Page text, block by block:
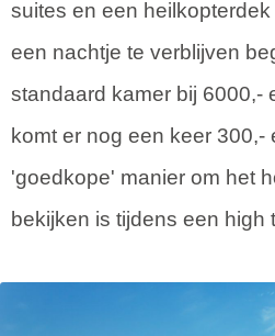
suites en een
een nachtje te verblijven
standaard kamer bij 6000,-
komt er nog een keer 300,-
'goedkope' manier om het
bekijken is tijdens een high